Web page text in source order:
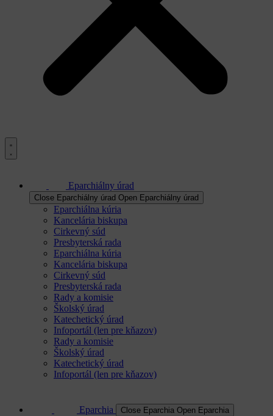
Eparchiálny úrad
Close Eparchiálny úrad Open Eparchiálny úrad
Eparchiálna kúria
Kancelária biskupa
Cirkevný súd
Presbyterská rada
Eparchiálna kúria
Kancelária biskupa
Cirkevný súd
Presbyterská rada
Rady a komisie
Školský úrad
Katechetický úrad
Infoportál (len pre kňazov)
Rady a komisie
Školský úrad
Katechetický úrad
Infoportál (len pre kňazov)
Eparchia Close Eparchia Open Eparchia